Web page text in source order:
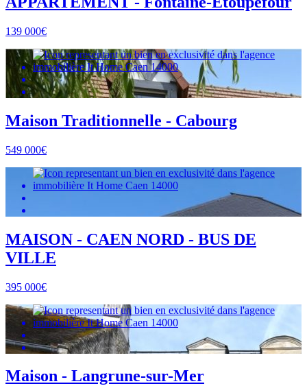
139 000€
Maison Traditionnelle - Cabourg
549 000€
MAISON - CAEN NORD - BUS DE
VILLE
395 000€
Maison - Langrune-sur-Mer